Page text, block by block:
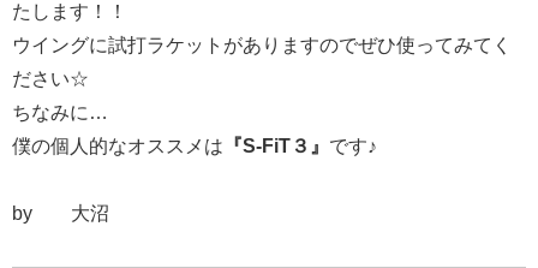
たします！！
ウイングに試打ラケットがありますのでぜひ使ってみてく
ださい☆
ちなみに…
僕の個人的なオススメは 『S-FiT３』 です♪
by 大沼